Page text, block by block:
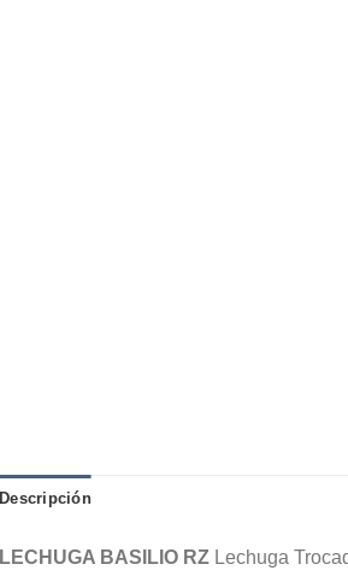
Descripción
LECHUGA BASILIO RZ Lechuga